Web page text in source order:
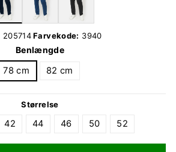
205714Farvekode: 3940
Benlængde
78 cm 82 cm
Størrelse
42 44 46 50 52